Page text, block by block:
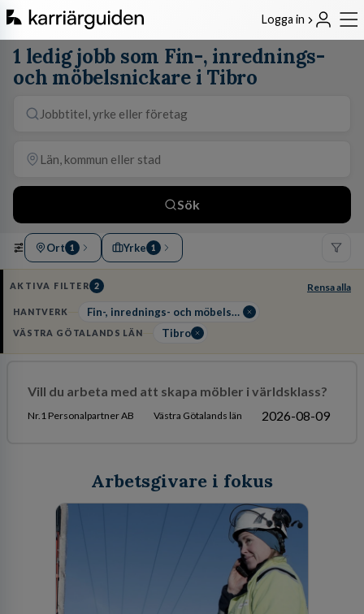
Logga in
1 ledig jobb som Fin-, inrednings-
och möbelsnickare i Tibro
Sök
Ort 1 Yrke 1
AKTIVA FILTER 2 Rensa alla
HANTVERK Fin-, inrednings- och möbelsnickare
VÄSTRA GÖTALANDS LÄN Tibro
Vill du arbeta med att skapa möbler i världsklass?
Nr.1 Personalpartner AB Västra Götalands län 2026-08-09
Arbetsgivare i fokus